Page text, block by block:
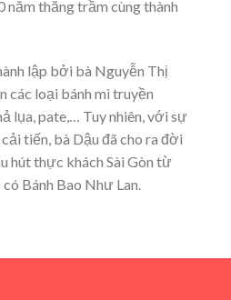
năm thăng trầm cùng thành
lập bởi bà Nguyễn Thị
các loại bánh mì truyền
lụa, pate,… Tuy nhiên, với sự
tiến, bà Dậu đã cho ra đời
hút thực khách Sài Gòn từ
Bánh Bao Như Lan.